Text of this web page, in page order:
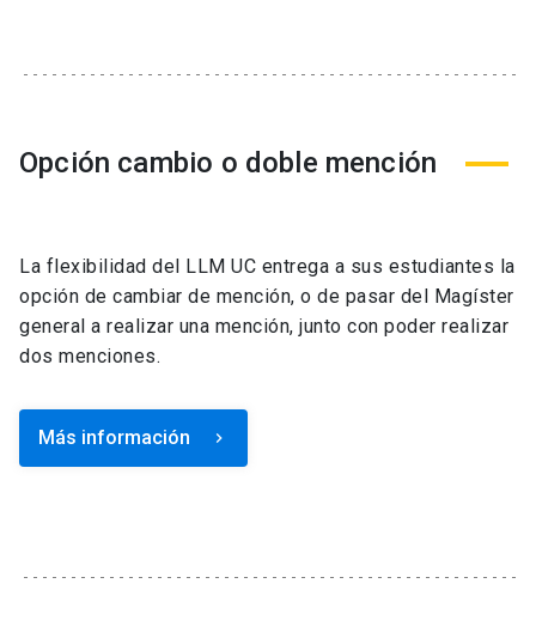
Opción cambio o doble mención
La flexibilidad del LLM UC entrega a sus estudiantes la
opción de cambiar de mención, o de pasar del Magíster
general a realizar una mención, junto con poder realizar
dos menciones.
Más información keyboard_arrow_right